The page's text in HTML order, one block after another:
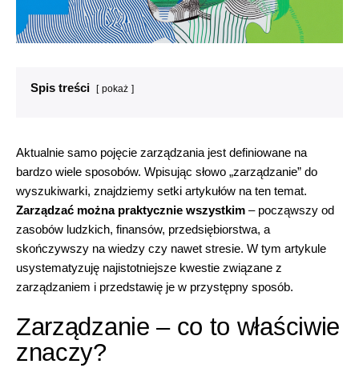
Spis treści pokaż
Aktualnie samo pojęcie zarządzania jest definiowane na
bardzo wiele sposobów. Wpisując słowo „zarządzanie” do
wyszukiwarki, znajdziemy setki artykułów na ten temat.
Zarządzać można praktycznie wszystkim – począwszy od
zasobów ludzkich, finansów, przedsiębiorstwa, a
skończywszy na wiedzy czy nawet stresie. W tym artykule
usystematyzuję najistotniejsze kwestie związane z
zarządzaniem i przedstawię je w przystępny sposób.
Zarządzanie – co to właściwie
znaczy?